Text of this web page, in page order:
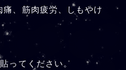
、筋肉疲労、しもやけ
ってください。